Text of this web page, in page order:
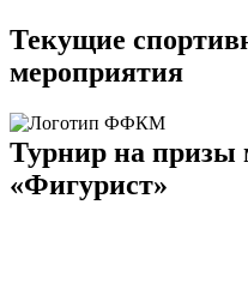
Текущие
мероприятия
Турнир на призы
«Фигурист»